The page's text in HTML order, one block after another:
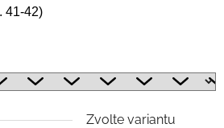
41-42)
Zvolte variantu